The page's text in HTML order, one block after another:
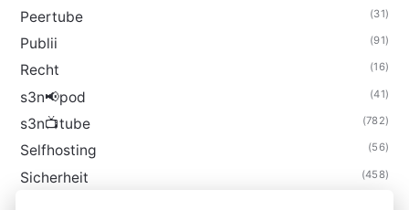
Peertube (31)
Publii (91)
Recht (16)
s3n📢pod (41)
s3n📺tube (782)
Selfhosting (56)
Sicherheit (458)